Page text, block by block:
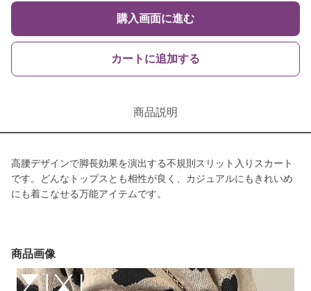
購入画面に進む
カートに追加する
商品説明
高腰デザインで脚長効果を演出する不規則スリット入りスカート
です。どんなトップスとも相性が良く、カジュアルにもきれいめ
にも着こなせる万能アイテムです。
商品画像